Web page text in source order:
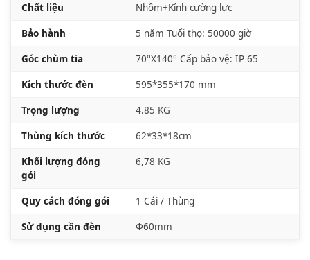
Chất liệu Nhôm+Kính cường lực
Bảo hành 5 năm Tuổi thọ: 50000 giờ
Góc chùm tia 70°X140° Cấp bảo vệ: IP 65
Kích thước đèn 595*355*170 mm
Trọng lượng 4.85 KG
Thùng kích thước 62*33*18cm
Khối lượng đóng
gói
6,78 KG
Quy cách đóng gói 1 Cái / Thùng
Sử dụng cần đèn Φ60mm